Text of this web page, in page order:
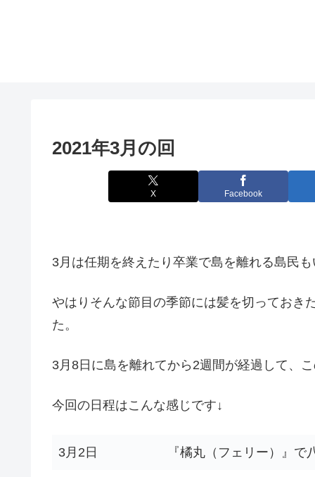
2021年3月の回
X Facebook
3月は任期を終えたり卒業で島を離れる島民
やはりそんな節目の季節には髪を切っておき
た。
3月8日に島を離れてから2週間が経過して、
今回の日程はこんな感じです↓
3月2日 『橘丸（フェリー）』で